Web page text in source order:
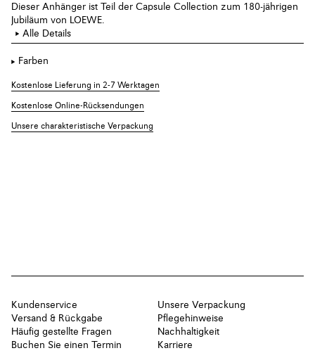
Dieser Anhänger ist Teil der Capsule Collection zum 180-jährigen
Jubiläum von LOEWE.
Alle Details
Farben
Kostenlose Lieferung in 2-7 Werktagen
Kostenlose Online-Rücksendungen
Unsere charakteristische Verpackung
Kundenservice
Versand & Rückgabe
Häufig gestellte Fragen
Buchen Sie einen Termin
Unsere Verpackung
Pflegehinweise
Nachhaltigkeit
Karriere